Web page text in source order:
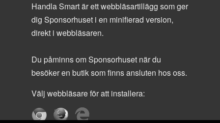
Handla Smart är ett webbläsartillägg som ger
dig Sponsorhuset i en minifierad version,
direkt i webbläsaren.
Du påminns om Sponsorhuset när du
besöker en butik som finns ansluten hos oss.
Välj webbläsare för att installera: